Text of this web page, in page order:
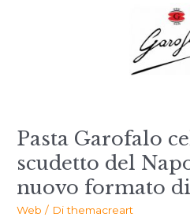
Pasta Garofalo
scudetto del
nuovo formato
Web / Dithemacreart